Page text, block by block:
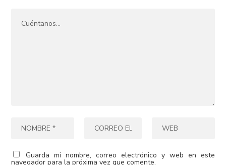
Guarda mi nombre, correo electrónico y web en este
navegador para la próxima vez que comente.